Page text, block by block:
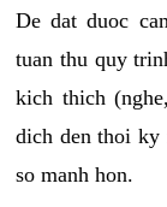
De dat duoc
tuan thu quy
kich thich
dich den thoi ky
so manh hon.